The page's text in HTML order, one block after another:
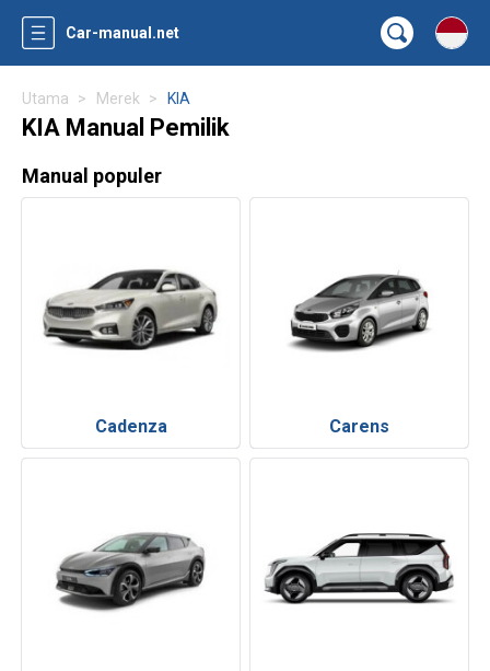
Car-manual.net
Utama Merek KIA
KIA Manual Pemilik
Manual populer
Cadenza Carens